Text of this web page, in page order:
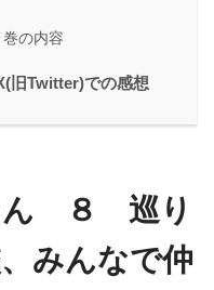
の内容
Twitter)での感想
ん ８ 巡り
みんなで仲